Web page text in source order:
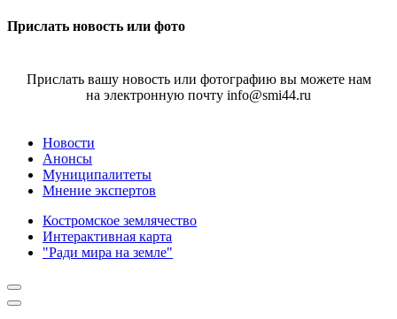
Прислать новость или фото
Прислать вашу новость или фотографию вы можете нам
на электронную почту info@smi44.ru
Новости
Анонсы
Муниципалитеты
Мнение экспертов
Костромское землячество
Интерактивная карта
"Ради мира на земле"